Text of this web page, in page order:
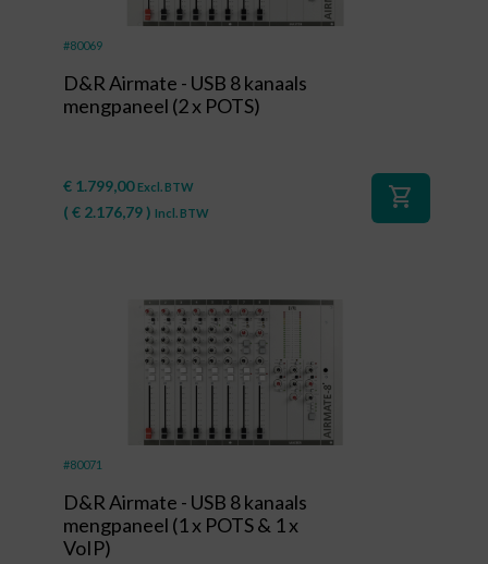
#80069
D&R Airmate - USB 8 kanaals
mengpaneel (2 x POTS)
€ 1.799,00 Excl. BTW
( € 2.176,79) Incl. BTW
shopping_cart
#80071
D&R Airmate - USB 8 kanaals
mengpaneel (1 x POTS & 1 x
VoIP)